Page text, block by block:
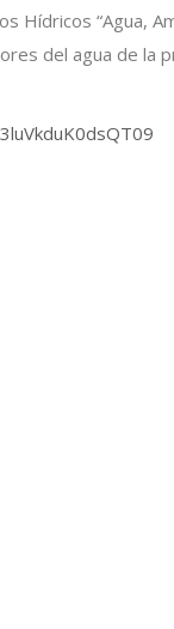
“Agua,
del agua de